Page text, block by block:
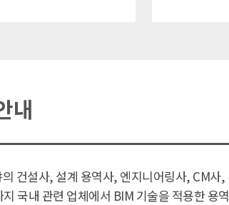
내
건설사, 설계 용역사, 엔지니어링사, CM사
국내 관련 업체에서 BIM 기술을 적용한